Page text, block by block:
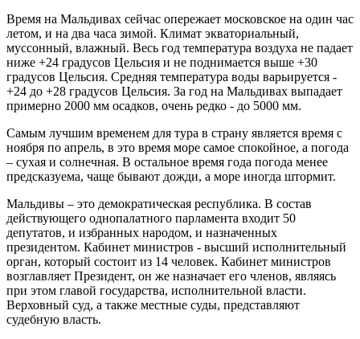
Время на Мальдивах сейчас опережает московское на один час
летом, и на два часа зимой. Климат экваториальный,
муссонный, влажный. Весь год температура воздуха не падает
ниже +24 градусов Цельсия и не поднимается выше +30
градусов Цельсия. Средняя температура воды варьируется -
+24 до +28 градусов Цельсия. За год на Мальдивах выпадает
примерно 2000 мм осадков, очень редко - до 5000 мм.
Самым лучшим временем для тура в страну является время с
ноября по апрель, в это время море самое спокойное, а погода
– сухая и солнечная. В остальное время года погода менее
предсказуема, чаще бывают дожди, а море иногда штормит.
Мальдивы – это демократическая республика. В состав
действующего однопалатного парламента входит 50
депутатов, и избранных народом, и назначенных
президентом. Кабинет министров - высший исполнительный
орган, который состоит из 14 человек. Кабинет министров
возглавляет Президент, он же назначает его членов, являясь
при этом главой государства, исполнительной власти.
Верховный суд, а также местные суды, представляют
судебную власть.